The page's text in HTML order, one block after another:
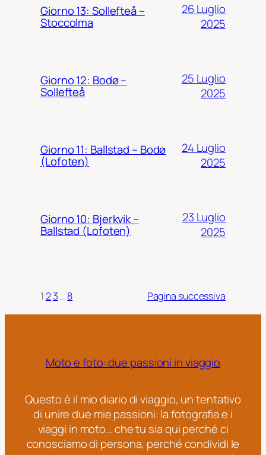
Giorno 13: Sollefteå –
Stoccolma
26 Luglio
2025
Giorno 12: Bodø –
Sollefteå
25 Luglio
2025
Giorno 11: Ballstad – Bodø
(Lofoten)
24 Luglio
2025
Giorno 10: Bjerkvik –
Ballstad (Lofoten)
23 Luglio
2025
1 23… 8 Pagina successiva
Moto e foto: due passioni in viaggio
Questo è il mio diario di viaggio, un tentativo
di unire due mie passioni: la fotografia e i
viaggi in moto… che tu sia qui perché ci
conosciamo di persona, perché condividi le